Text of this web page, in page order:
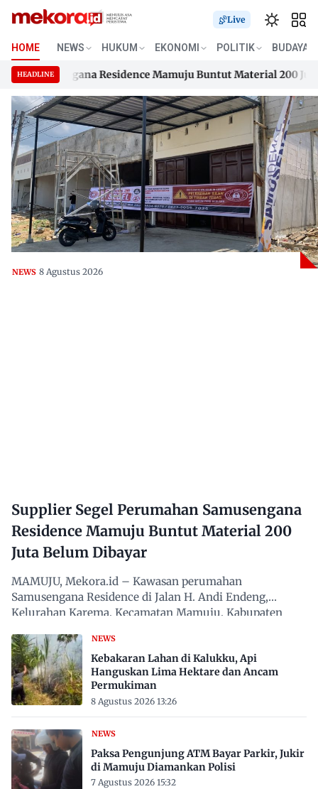
Skip
content
Live
HOME NEWS HUKUM EKONOMI POLITIK BUDAYA
HEADLINE Residence Mamuju Buntut Material 200 Juta
Residence Mamuju Buntut Material 200 Juta
NEWS 8 Agustus 2026
Supplier Segel Perumahan Samusengana
Residence Mamuju Buntut Material 200
Juta Belum Dibayar
MAMUJU, Mekora.id – Kawasan perumahan
Samusengana Residence di Jalan H. Andi Endeng,
Kelurahan Karema, Kecamatan Mamuju, Kabupaten
NEWS
Kebakaran Lahan di Kalukku, Api
Hanguskan Lima Hektare dan Ancam
Permukiman
8 Agustus 2026 13:26
NEWS
Paksa Pengunjung ATM Bayar Parkir, Jukir
di Mamuju Diamankan Polisi
7 Agustus 2026 15:32